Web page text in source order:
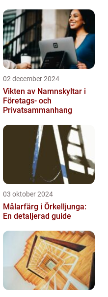
02 december 2024
Vikten av Namnskyltar i
Företags- och
Privatsammanhang
03 oktober 2024
Målarfärg i Örkelljunga:
En detaljerad guide